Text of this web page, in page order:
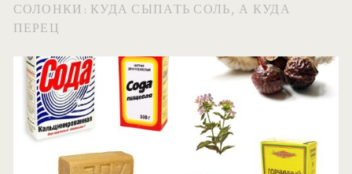
СОЛОНКИ: КУДА СЫПАТЬ СОЛЬ, А КУДА
ПЕРЕЦ